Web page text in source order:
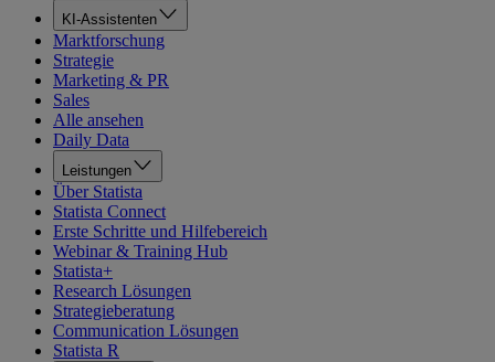
KI-Assistenten
Marktforschung
Strategie
Marketing & PR
Sales
Alle ansehen
Daily Data
Leistungen
Über Statista
Statista Connect
Erste Schritte und Hilfebereich
Webinar & Training Hub
Statista+
Research Lösungen
Strategieberatung
Communication Lösungen
Statista R